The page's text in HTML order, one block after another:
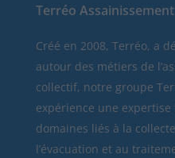
Terréo Assainissement
Créé en 2008, Terréo, a
autour des métiers de
collectif, notre groupe
expérience une
domaines liés à la
l’évacuation et au